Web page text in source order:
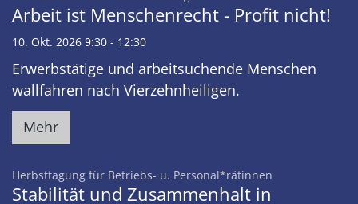
Arbeit ist Menschenrecht - Profit nicht!
10. Okt. 2026 9:30 - 12:30
Erwerbstätige und arbeitsuchende Menschen
wallfahren nach Vierzehnheiligen.
Mehr
Herbsttagung für Betriebs- u. Personal*rätinnen
Stabilität und Zusammenhalt in